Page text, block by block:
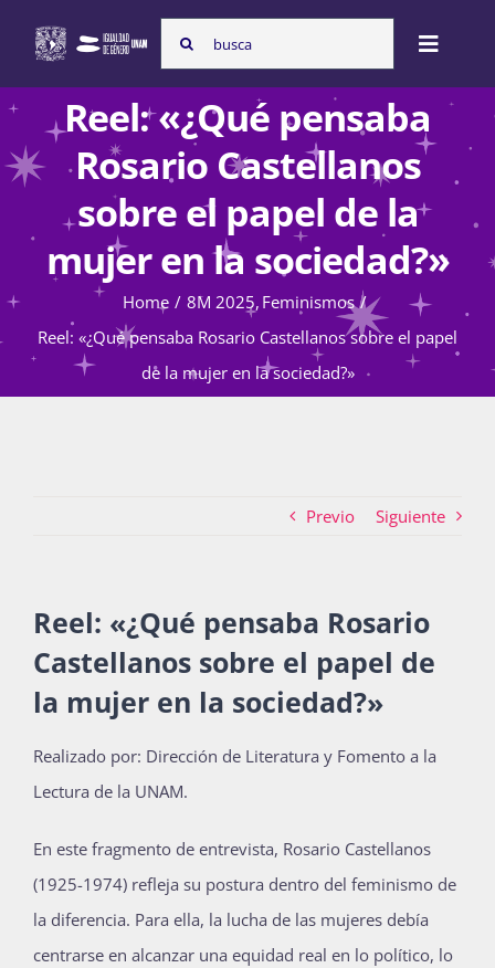
content
Search
for:
Toggle
Inicio
Nosotras
Programas
Atención de la violencia de género
La Boletina
Blog
Recursos
Súmate
Reel: «¿Qué pensaba
Rosario Castellanos
sobre el papel de la
mujer en la sociedad?»
Home 8M 2025 Feminismos
Reel: «¿Qué pensaba Rosario Castellanos sobre el papel
de la mujer en la sociedad?»
Previo Siguiente
Reel: «¿Qué pensaba Rosario
Castellanos sobre el papel de
la mujer en la sociedad?»
Realizado por: Dirección de Literatura y Fomento a la
Lectura de la UNAM.
En este fragmento de entrevista, Rosario Castellanos
(1925-1974) refleja su postura dentro del feminismo de
la diferencia. Para ella, la lucha de las mujeres debía
centrarse en alcanzar una equidad real en lo político, lo